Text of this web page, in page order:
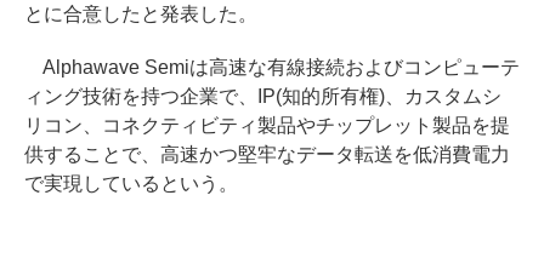
とに合意したと発表した。
Alphawave Semiは高速な有線接続およびコンピューテ
ィング技術を持つ企業で、IP(知的所有権)、カスタムシ
リコン、コネクティビティ製品やチップレット製品を提
供することで、高速かつ堅牢なデータ転送を低消費電力
で実現しているという。